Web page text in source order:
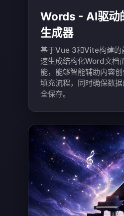
Words - AI驱动
生成器
基于Vue 3和Vite构建的
速生成结构化Word文档
能，能够智能辅助内容
填充流程，同时确保数
全保存。